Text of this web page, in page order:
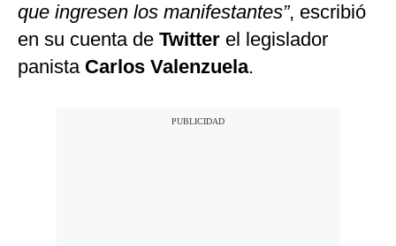
que ingresen los manifestantes”, escribió
en su cuenta de Twitter el legislador
panista Carlos Valenzuela.